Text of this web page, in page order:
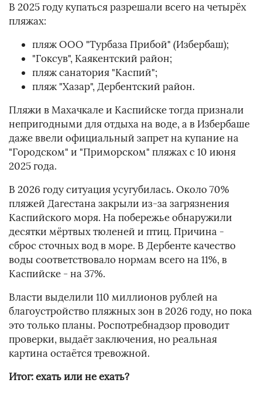
В 2025 году купаться разрешали всего на четырёх
пляжах:
пляж ООО "Турбаза Прибой" (Избербаш);
"Гоксув", Каякентский район;
пляж санатория "Каспий";
пляж "Хазар", Дербентский район.
Пляжи в Махачкале и Каспийске тогда признали
непригодными для отдыха на воде, а в Избербаше
даже ввели официальный запрет на купание на
"Городском" и "Приморском" пляжах с 10 июня
2025 года.
В 2026 году ситуация усугубилась. Около 70%
пляжей Дагестана закрыли из-за загрязнения
Каспийского моря. На побережье обнаружили
десятки мёртвых тюленей и птиц. Причина -
сброс сточных вод в море. В Дербенте качество
воды соответствовало нормам всего на 11%, в
Каспийске - на 37%.
Власти выделили 110 миллионов рублей на
благоустройство пляжных зон в 2026 году, но пока
это только планы. Роспотребнадзор проводит
проверки, выдаёт заключения, но реальная
картина остаётся тревожной.
Итог: ехать или не ехать?